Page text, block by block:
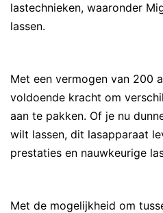
lastechnieken, waaronder
lassen.
Met een vermogen van 200
voldoende kracht om
aan te pakken. Of je nu
wilt lassen, dit lasapparaat
prestaties en nauwkeurige
Met de mogelijkheid om